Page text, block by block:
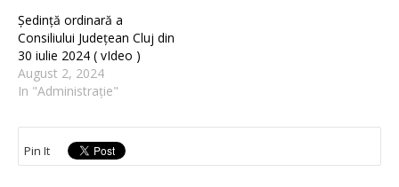
Ședință ordinară a
Consiliului Județean Cluj din
30 iulie 2024 ( vIdeo )
August 2, 2024
In "Administrație"
Pin It